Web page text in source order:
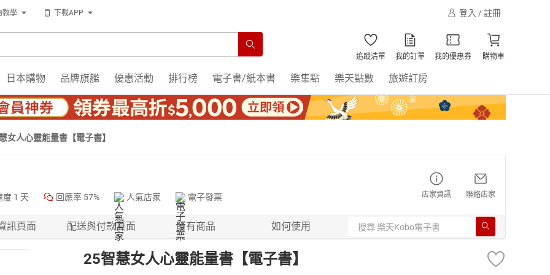
教學 下載APP 登入 / 註冊
追蹤清單 我的訂單 我的優惠券 購物車
日本購物 品牌旗艦 優惠活動 排行榜 電子書/紙本書 樂集點 樂天點數 旅遊訂房
女人心靈能量書【電子書】
度 1 天 回應率 57% 人氣店家 電子發票 店家資訊 聯絡店家
訊頁面 配送與付款頁面 所有商品 如何使用
25智慧女人心靈能量書【電子書】